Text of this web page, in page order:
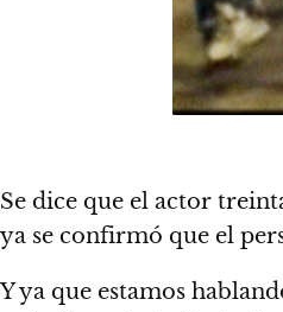
Se dice que el actor
ya se confirmó que el
Y ya que estamos